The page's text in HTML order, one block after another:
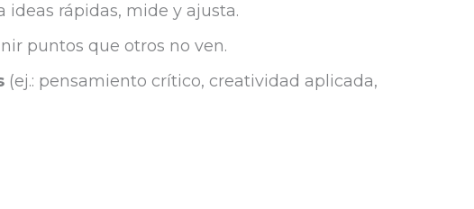
ideas rápidas, mide y ajusta.
puntos que otros no ven.
(ej.: pensamiento crítico, creatividad aplicada,